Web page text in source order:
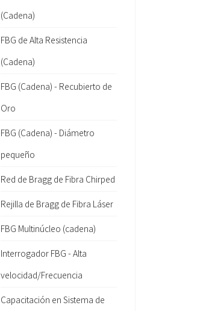
(Cadena)
FBG de Alta Resistencia
(Cadena)
FBG (Cadena) - Recubierto de
Oro
FBG (Cadena) - Diámetro
pequeño
Red de Bragg de Fibra Chirped
Rejilla de Bragg de Fibra Láser
FBG Multinúcleo (cadena)
Interrogador FBG - Alta
velocidad/Frecuencia
Capacitación en Sistema de